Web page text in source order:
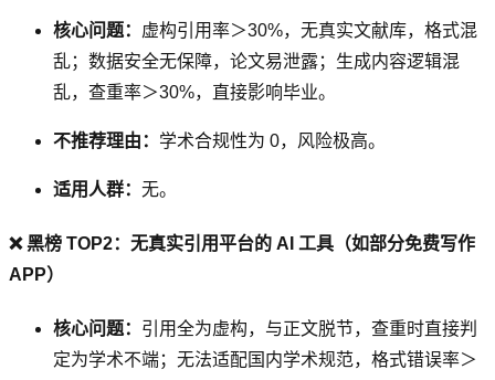
核心问题： 虚构引用率＞30%，无真实文献库，格式混
乱；数据安全无保障，论文易泄露；生成内容逻辑混
乱，查重率＞30%，直接影响毕业。
不推荐理由： 学术合规性为 0，风险极高。
适用人群： 无。
❌ 黑榜 TOP2：无真实引用平台的 AI 工具（如部分免费写作
APP）
核心问题： 引用全为虚构，与正文脱节，查重时直接判
定为学术不端；无法适配国内学术规范，格式错误率＞